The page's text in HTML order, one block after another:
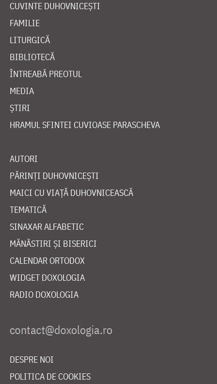
CUVINTE DUHOVNICEȘTI
FAMILIE
LITURGICĂ
BIBLIOTECĂ
ÎNTREABĂ PREOTUL
MEDIA
ȘTIRI
HRAMUL SFINTEI CUVIOASE PARASCHEVA
AUTORI
PĂRINȚI DUHOVNICEȘTI
MAICI CU VIAȚĂ DUHOVNICEASCĂ
TEMATICĂ
SINAXAR ALFABETIC
MĂNĂSTIRI ȘI BISERICI
CALENDAR ORTODOX
WIDGET DOXOLOGIA
RADIO DOXOLOGIA
DESPRE NOI
POLITICA DE COOKIES